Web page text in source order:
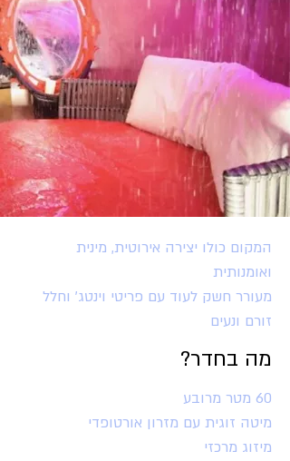
המקום כולו יצירה אירוטית, מינית
ואומנותית
מעורר חשק לעוד עם פריטי וינטג' וחלל
זורם ונעים
מה בחדר?
60 מטר מרובע
מיטה זוגית עם מזרון אורטופדי
מיזוג מרכזי